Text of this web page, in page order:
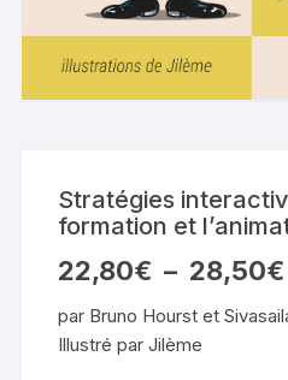
Stratégies
formation et
22,80€ – 28,50€
par Bruno Hourst et
Illustré par Jilème